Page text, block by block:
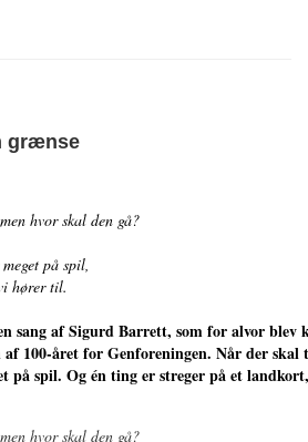
grænse
hvor skal den gå?
på spil,
hører til.
sang af Sigurd Barrett, som for alvor blev
100-året for Genforeningen. Når der skal
på spil. Og én ting er streger på et
hvor skal den gå?